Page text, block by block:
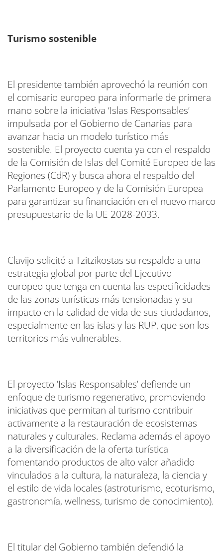
Turismo sostenible
El presidente también aprovechó la reunión con
el comisario europeo para informarle de primera
mano sobre la iniciativa ‘Islas Responsables’
impulsada por el Gobierno de Canarias para
avanzar hacia un modelo turístico más
sostenible. El proyecto cuenta ya con el respaldo
de la Comisión de Islas del Comité Europeo de las
Regiones (CdR) y busca ahora el respaldo del
Parlamento Europeo y de la Comisión Europea
para garantizar su financiación en el nuevo marco
presupuestario de la UE 2028-2033.
Clavijo solicitó a Tzitzikostas su respaldo a una
estrategia global por parte del Ejecutivo
europeo que tenga en cuenta las especificidades
de las zonas turísticas más tensionadas y su
impacto en la calidad de vida de sus ciudadanos,
especialmente en las islas y las RUP, que son los
territorios más vulnerables.
El proyecto ‘Islas Responsables’ defiende un
enfoque de turismo regenerativo, promoviendo
iniciativas que permitan al turismo contribuir
activamente a la restauración de ecosistemas
naturales y culturales. Reclama además el apoyo
a la diversificación de la oferta turística
fomentando productos de alto valor añadido
vinculados a la cultura, la naturaleza, la ciencia y
el estilo de vida locales (astroturismo, ecoturismo,
gastronomía, wellness, turismo de conocimiento).
El titular del Gobierno también defendió la